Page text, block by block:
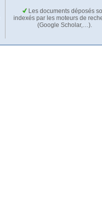
Les documents déposés
indexés par les moteurs de
(Google Scholar,…).